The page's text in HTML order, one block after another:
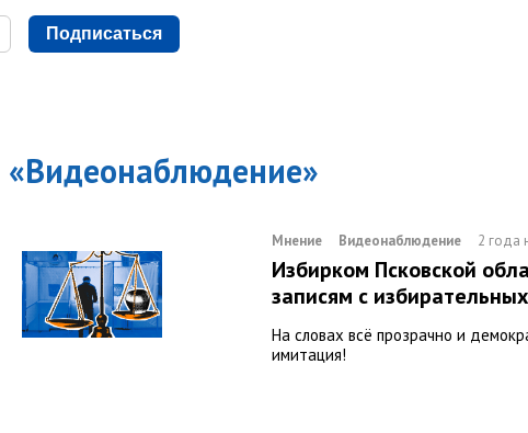
Подписаться
Видеонаблюдение»
Мнение Видеонаблюдение 2 года
Избирком Псковской
записям с
На словах всё прозрачно и
имитация!